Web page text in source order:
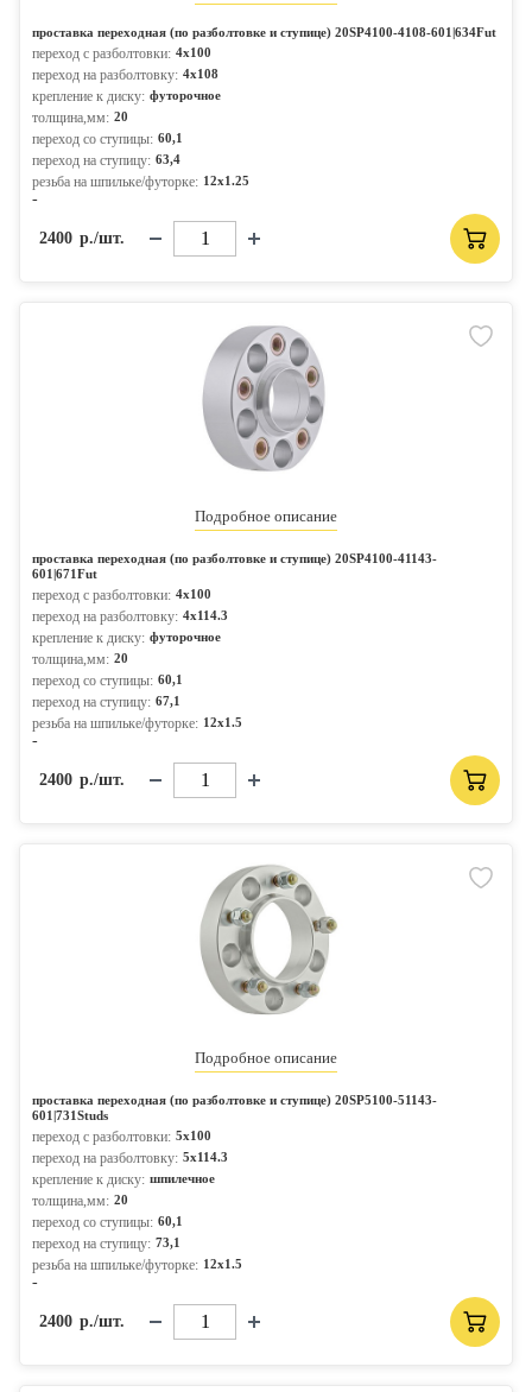
проставка переходная (по разболтовке и ступице) 20SP4100-4108-601|634Fut
переход с разболтовки: 4x100
переход на разболтовку: 4x108
крепление к диску: футорочное
толщина,мм: 20
переход со ступицы: 60,1
переход на ступицу: 63,4
резьба на шпильке/футорке: 12x1.25
-
2400 р./шт.
Подробное описание
проставка переходная (по разболтовке и ступице) 20SP4100-41143-
601|671Fut
переход с разболтовки: 4x100
переход на разболтовку: 4x114.3
крепление к диску: футорочное
толщина,мм: 20
переход со ступицы: 60,1
переход на ступицу: 67,1
резьба на шпильке/футорке: 12x1.5
-
2400 р./шт.
Подробное описание
проставка переходная (по разболтовке и ступице) 20SP5100-51143-
601|731Studs
переход с разболтовки: 5x100
переход на разболтовку: 5x114.3
крепление к диску: шпилечное
толщина,мм: 20
переход со ступицы: 60,1
переход на ступицу: 73,1
резьба на шпильке/футорке: 12x1.5
-
2400 р./шт.